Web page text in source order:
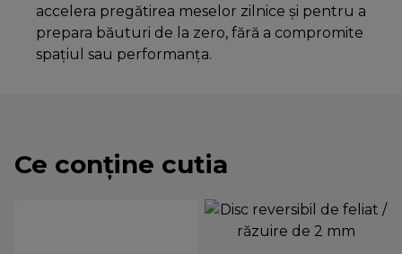
accelera pregătirea meselor zilnice și pentru a
prepara băuturi de la zero, fără a compromite
spațiul sau performanța.
Ce conține cutia